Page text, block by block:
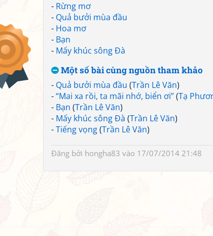
- Rừng mơ
- Quả bưởi mùa đầu
- Hoa mơ
- Bạn
- Mấy khúc sông Đà
Một số bài cùng nguồn tham khảo
- Quả bưởi mùa đầu (Trần Lê Văn)
-“Mai xa rồi, ta mãi nhớ, biển ơi”(Tạ
- Bạn (Trần Lê Văn)
- Mấy khúc sông Đà (Trần Lê Văn)
-Tiếng vọng(Trần Lê Văn)
Đăng bởi hongha83 vào 17/07/2014 21:48